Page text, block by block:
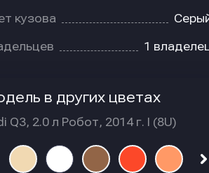
кузова
1
в других цветах
Q3, 2.0 л Робот, 2014 г. I (8U)